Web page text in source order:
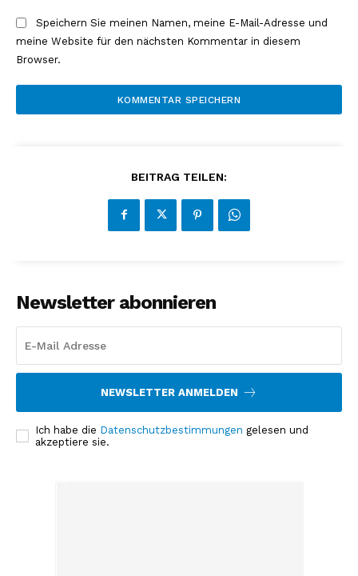
Speichern Sie meinen Namen, meine E-Mail-Adresse und
meine Website für den nächsten Kommentar in diesem
Browser.
BEITRAG TEILEN:
Newsletter abonnieren
NEWSLETTER ANMELDEN
Ich habe die Datenschutzbestimmungen gelesen und
akzeptiere sie.